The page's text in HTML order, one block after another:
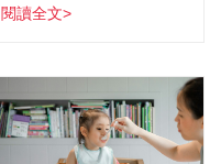
閱讀全文>